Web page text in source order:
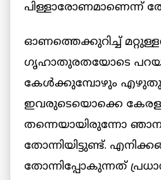
പിള്ളാരോണമാണെന്ന്
ഓണത്തെക്കുറിച്ച്
ഗൃഹാതുരതയോടെ
കേള്‍ക്കുമ്പോഴും
ഇവരുടെയൊക്കെ
തന്നെയായിരുന്നോ
തോന്നിയിട്ടുണ്ട്.
തോന്നിപ്പോകുന്നത്